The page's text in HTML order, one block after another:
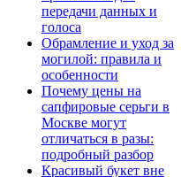
передачи данных и
голоса
Обрамление и уход за
могилой: правила и
особенности
Почему цены на
сапфировые серьги в
Москве могут
отличаться в разы:
подробный разбор
Красивый букет вне